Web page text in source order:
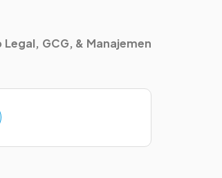
GCG, & Manajemen